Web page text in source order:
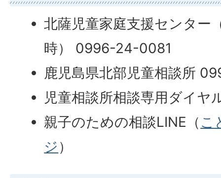
北薩児童家庭支援センター
時） 0996-24-0081
鹿児島県北部児童相談所
児童相談所相談専用ダイ
親子のための相談LINE（ こ
ジ ）